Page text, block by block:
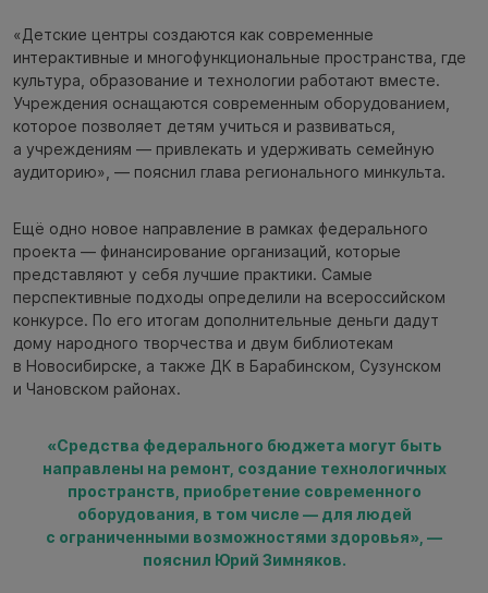
«Детские центры создаются как современные
интерактивные и многофункциональные пространства, где
культура, образование и технологии работают вместе.
Учреждения оснащаются современным оборудованием,
которое позволяет детям учиться и развиваться,
а учреждениям — привлекать и удерживать семейную
аудиторию», — пояснил глава регионального минкульта.
Ещё одно новое направление в рамках федерального
проекта — финансирование организаций, которые
представляют у себя лучшие практики. Самые
перспективные подходы определили на всероссийском
конкурсе. По его итогам дополнительные деньги дадут
дому народного творчества и двум библиотекам
в Новосибирске, а также ДК в Барабинском, Сузунском
и Чановском районах.
«Средства федерального бюджета могут быть
направлены на ремонт, создание технологичных
пространств, приобретение современного
оборудования, в том числе — для людей
с ограниченными возможностями здоровья», —
пояснил Юрий Зимняков.